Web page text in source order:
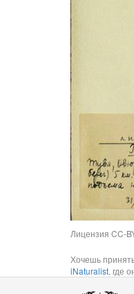
Лицензия CC-
Хочешь
iNaturalist, где